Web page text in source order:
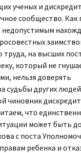
ученых и
сообщество. Как
недопустимым
труда, на высших
который не
нельзя доверять
судьбы других
чиновник
что
может быть
с поста
ребенка и